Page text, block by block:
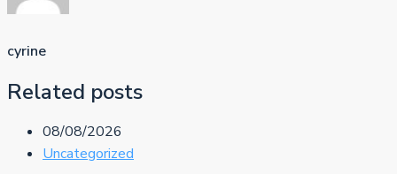
cyrine
Related posts
08/08/2026
Uncategorized